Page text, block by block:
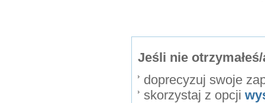
Jeśli nie
doprecyzuj swoje
skorzystaj z opcji